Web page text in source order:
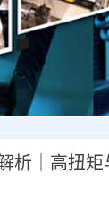
析｜高扭